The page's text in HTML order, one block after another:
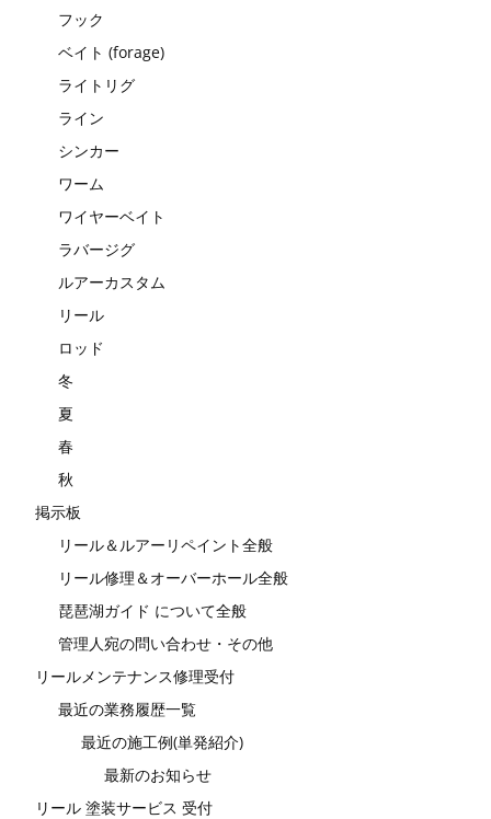
フック
ベイト (forage)
ライトリグ
ライン
シンカー
ワーム
ワイヤーベイト
ラバージグ
ルアーカスタム
リール
ロッド
冬
夏
春
秋
掲示板
リール＆ルアーリペイント全般
リール修理＆オーバーホール全般
琵琶湖ガイド について全般
管理人宛の問い合わせ・その他
リールメンテナンス修理受付
最近の業務履歴一覧
最近の施工例(単発紹介)
最新のお知らせ
リール 塗装サービス 受付